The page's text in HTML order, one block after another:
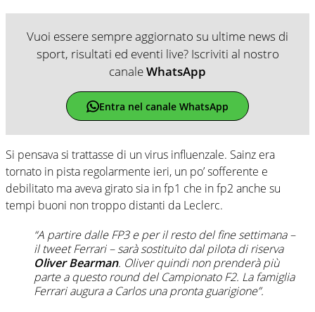
Vuoi essere sempre aggiornato su ultime news di
sport, risultati ed eventi live? Iscriviti al nostro
canaleWhatsApp
Entra nel canale WhatsApp
Si pensava si trattasse di un virus influenzale. Sainz era
tornato in pista regolarmente ieri, un po’ sofferente e
debilitato ma aveva girato sia in fp1 che in fp2 anche su
tempi buoni non troppo distanti da Leclerc.
“A partire dalle FP3 e per il resto del fine settimana –
il tweet Ferrari– sarà sostituito dal pilota di riserva
Oliver Bearman. Oliver quindi non prenderà più
parte a questo round del Campionato F2. La famiglia
Ferrari augura a Carlos una pronta guarigione”.